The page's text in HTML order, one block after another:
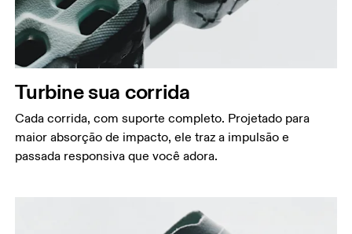
Turbine sua corrida
Cada corrida, com suporte completo. Projetado para
maior absorção de impacto, ele traz a impulsão e
passada responsiva que você adora.